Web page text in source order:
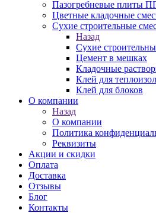
Пазогребневые плиты
Цветные кладочные
Сухие строительные
Назад
Сухие
Цемент в мешках
Кладочные
Клей для
Клей для блоков
О компании
Назад
О компании
Политика
Реквизиты
Акции и скидки
Оплата
Доставка
Отзывы
Блог
Контакты